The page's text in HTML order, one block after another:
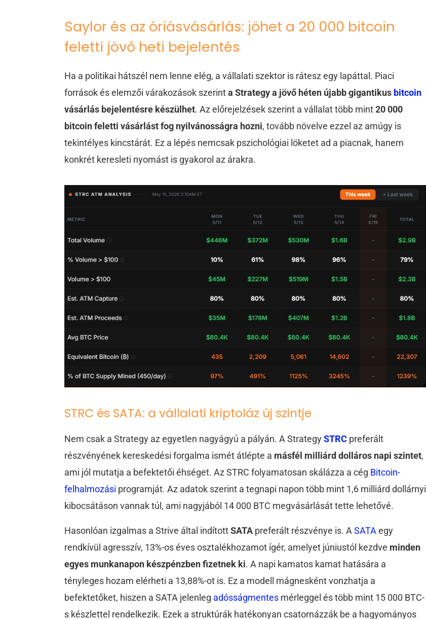
Saylor és az óriásvásárlás: jöhet a 20 000 bitcoin
feletti jövő heti bejelentés
Ha a politikai hátszél nem lenne elég, a vállalati szektor is rátesz egy lapáttal. Piaci
források és elemzői várakozások szerinta Strategy a jövő héten újabb gigantikus bitcoin
vásárlás bejelentésre készülhet. Az előrejelzések szerint a vállalat több mint20 000
bitcoin feletti vásárlást fog nyilvánosságra hozni, tovább növelve ezzel az amúgy is
tekintélyes kincstárát. Ez a lépés nemcsak pszichológiai löketet ad a piacnak, hanem
konkrét keresleti nyomást is gyakorol az árakra.
STRC és SATA: a vállalati kriptoláz új szintje
Nem csak a Strategy az egyetlen nagyágyú a pályán. A StrategySTRC preferált
részvényének kereskedési forgalma ismét átlépte a másfél milliárd dolláros napi szintet,
ami jól mutatja a befektetői éhséget. Az STRC folyamatosan skálázza a cég Bitcoin-
felhalmozási programját. Az adatok szerint a tegnapi napon több mint 1,6 milliárd dollárnyi
kibocsátáson vannak túl, ami nagyjából 14 000 BTC megvásárlását tette lehetővé.
Hasonlóan izgalmas a Strive által indítottSATA preferált részvénye is. ASATAegy
rendkívül agresszív, 13%-os éves osztalékhozamot ígér, amelyet júniustól kezdve minden
egyes munkanapon készpénzben fizetnek ki. A napi kamatos kamat hatására a
tényleges hozam elérheti a 13,88%-ot is. Ez a modell mágnesként vonzhatja a
befektetőket, hiszen a SATA jelenleg adósságmentes mérleggel és több mint 15 000 BTC-
s készlettel rendelkezik. Ezek a struktúrák hatékonyan csatornázzák be a hagyományos